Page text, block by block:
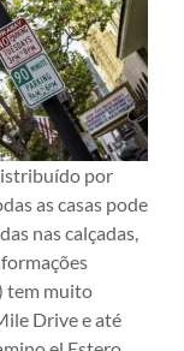
por
as casas pode
nas calçadas,
tem muito
Drive e até